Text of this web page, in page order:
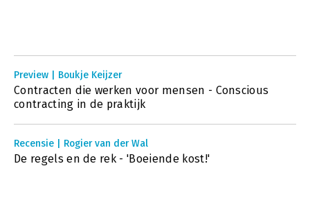
Preview | Boukje Keijzer
Contracten die werken voor mensen - Conscious
contracting in de praktijk
Recensie | Rogier van der Wal
De regels en de rek - 'Boeiende kost!'